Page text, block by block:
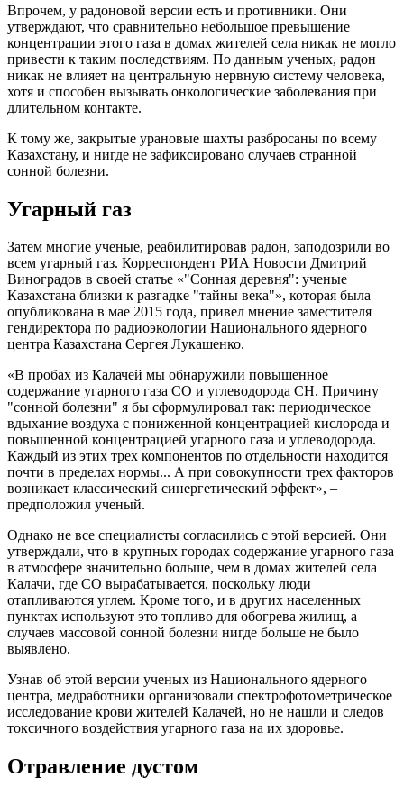
Впрочем, у радоновой версии есть и противники. Они
утверждают, что сравнительно небольшое превышение
концентрации этого газа в домах жителей села никак не могло
привести к таким последствиям. По данным ученых, радон
никак не влияет на центральную нервную систему человека,
хотя и способен вызывать онкологические заболевания при
длительном контакте.
К тому же, закрытые урановые шахты разбросаны по всему
Казахстану, и нигде не зафиксировано случаев странной
сонной болезни.
Угарный газ
Затем многие ученые, реабилитировав радон, заподозрили во
всем угарный газ. Корреспондент РИА Новости Дмитрий
Виноградов в своей статье «"Сонная деревня": ученые
Казахстана близки к разгадке "тайны века"», которая была
опубликована в мае 2015 года, привел мнение заместителя
гендиректора по радиоэкологии Национального ядерного
центра Казахстана Сергея Лукашенко.
«В пробах из Калачей мы обнаружили повышенное
содержание угарного газа CO и углеводорода СН. Причину
"сонной болезни" я бы сформулировал так: периодическое
вдыхание воздуха с пониженной концентрацией кислорода и
повышенной концентрацией угарного газа и углеводорода.
Каждый из этих трех компонентов по отдельности находится
почти в пределах нормы... А при совокупности трех факторов
возникает классический синергетический эффект», –
предположил ученый.
Однако не все специалисты согласились с этой версией. Они
утверждали, что в крупных городах содержание угарного газа
в атмосфере значительно больше, чем в домах жителей села
Калачи, где СО вырабатывается, поскольку люди
отапливаются углем. Кроме того, и в других населенных
пунктах используют это топливо для обогрева жилищ, а
случаев массовой сонной болезни нигде больше не было
выявлено.
Узнав об этой версии ученых из Национального ядерного
центра, медработники организовали спектрофотометрическое
исследование крови жителей Калачей, но не нашли и следов
токсичного воздействия угарного газа на их здоровье.
Отравление дустом